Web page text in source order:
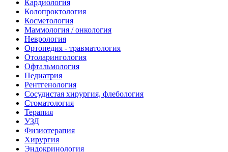
Кардиология
Колопроктология
Косметология
Маммология / онкология
Неврология
Ортопедия - травматология
Отоларингология
Офтальмология
Педиатрия
Рентгенология
Сосудистая хирургия, флебология
Стоматология
Терапия
УЗД
Физиотерапия
Хирургия
Эндокринология